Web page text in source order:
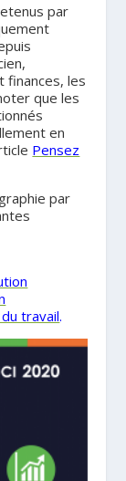
par
finances, les
que les
en
Pensez
par
travail.